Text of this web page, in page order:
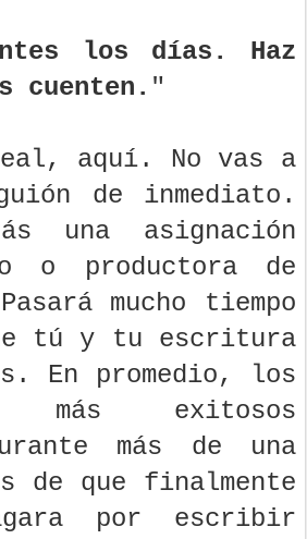
los días. Haz
cuenten. "
real, aquí. No vas a
de inmediato.
una asignación
o productora de
mucho tiempo
tú y tu escritura
En promedio, los
más exitosos
más de una
de que finalmente
por escribir